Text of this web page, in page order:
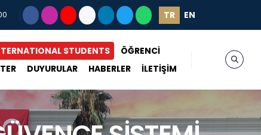
TR EN
STUDENTS
ÖĞRENCİ
DUYURULAR HABERLER İLETİŞİM